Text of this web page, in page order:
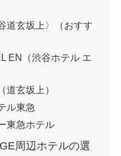
道玄坂上〉（おすす
EN（渋谷ホテル エ
道玄坂上）
ル東急
東急ホテル
周辺ホテルの選